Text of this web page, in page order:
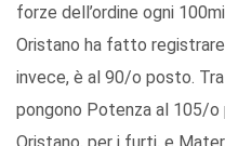
forze dell’ordine ogni
Oristano ha fatto registrare
invece, è al 90/o posto.
pongono Potenza al 105/
Oristano, per i furti, e